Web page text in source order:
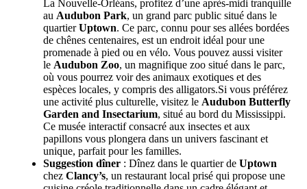
La Nouvelle-Orléans, profitez d’une après-midi tranquille
au Audubon Park, un grand parc public situé dans le
quartierUptown. Ce parc, connu pour ses allées bordées
de chênes centenaires, est un endroit idéal pour une
promenade à pied ou en vélo. Vous pouvez aussi visiter
le Audubon Zoo, un magnifique zoo situé dans le parc,
où vous pourrez voir des animaux exotiques et des
espèces locales, y compris des alligators.Si vous préférez
une activité plus culturelle, visitez le Audubon Butterfly
Garden and Insectarium, situé au bord du Mississippi.
Ce musée interactif consacré aux insectes et aux
papillons vous plongera dans un univers fascinant et
unique, parfait pour les familles.
Suggestion dîner : Dînez dans le quartier de Uptown
chez Clancy’s, un restaurant local prisé qui propose une